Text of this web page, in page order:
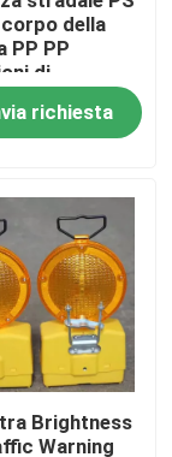
della
PP PP
di
richiesta
Brightness
Warning